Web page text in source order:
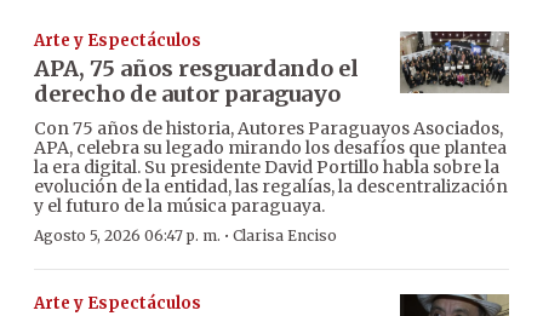
Arte y Espectáculos
APA, 75 años resguardando el
derecho de autor paraguayo
Con 75 años de historia, Autores Paraguayos Asociados,
APA, celebra su legado mirando los desafíos que plantea
la era digital. Su presidente David Portillo habla sobre la
evolución de la entidad, las regalías, la descentralización
y el futuro de la música paraguaya.
Agosto 5, 2026 06:47 p. m. · Clarisa Enciso
Arte y Espectáculos